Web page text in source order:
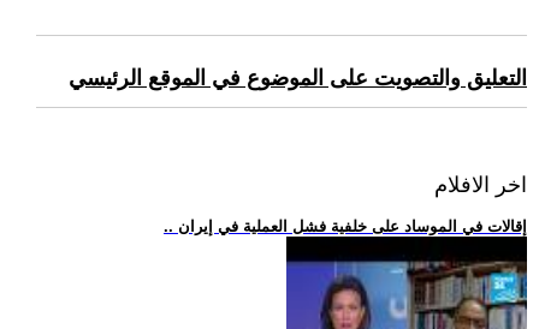
التعليق والتصويت على الموضوع في الموقع الرئيسي
اخر الافلام
.. إقالات في الموساد على خلفية فشل العملية في إيران